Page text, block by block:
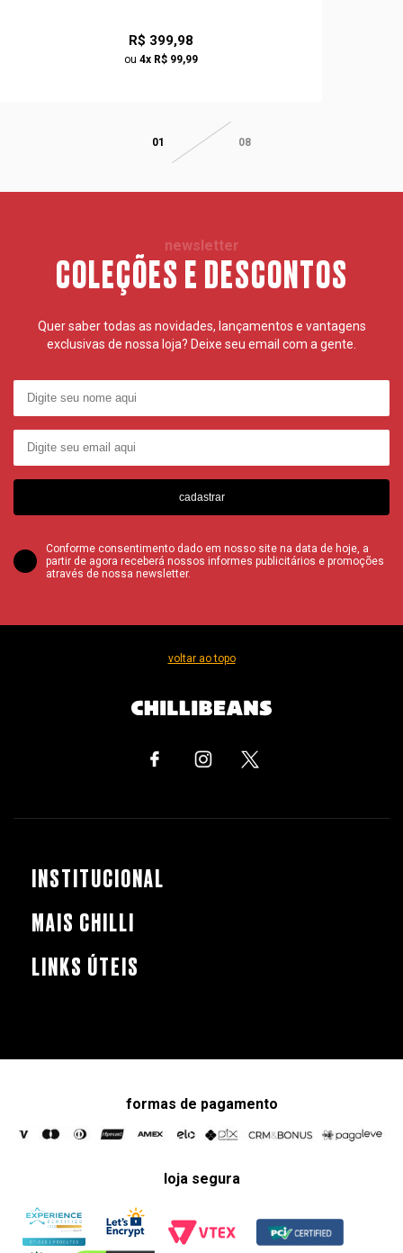
R$ 399,98
ou 4x R$ 99,99
01 08
newsletter
COLEÇÕES E DESCONTOS
Quer saber todas as novidades, lançamentos e vantagens
exclusivas de nossa loja? Deixe seu email com a gente.
cadastrar
Conforme consentimento dado em nosso site na data de hoje, a
partir de agora receberá nossos informes publicitários e promoções
através de nossa newsletter.
voltar ao topo
INSTITUCIONAL
MAIS CHILLI
LINKS ÚTEIS
formas de pagamento
loja segura